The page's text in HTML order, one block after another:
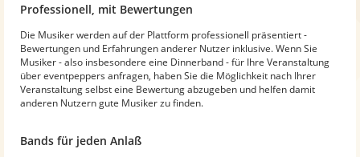
Professionell, mit Bewertungen
Die Musiker werden auf der Plattform professionell präsentiert -
Bewertungen und Erfahrungen anderer Nutzer inklusive. Wenn Sie
Musiker - also insbesondere eine Dinnerband - für Ihre Veranstaltung
über eventpeppers anfragen, haben Sie die Möglichkeit nach Ihrer
Veranstaltung selbst eine Bewertung abzugeben und helfen damit
anderen Nutzern gute Musiker zu finden.
Bands für jeden Anlaß